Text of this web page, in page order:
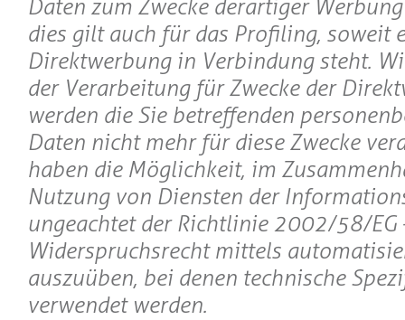
Daten zum Zwecke derartiger
dies gilt auch für das Profiling, soweit
Direktwerbung in Verbindung steht.
der Verarbeitung für Zwecke der
werden die Sie betreffenden
Daten nicht mehr für diese Zwecke
haben die Möglichkeit, im
Nutzung von Diensten der
ungeachtet der Richtlinie 2002/58/EG
Widerspruchsrecht mittels
auszuüben, bei denen technische
verwendet werden.